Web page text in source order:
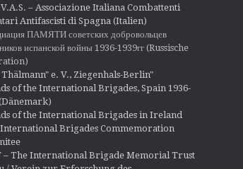
– Associazione Italiana Combattenti
Antifascisti di Spagna (Italien)
ПАМЯТИ советских добровольцев
испанской войны 1936-1939гг (Russische
e. V., Ziegenhals-Berlin"
of the International Brigades, Spain 1936-
of the International Brigades in Ireland
International Brigades Commemoration
– The International Brigade Memorial Trust